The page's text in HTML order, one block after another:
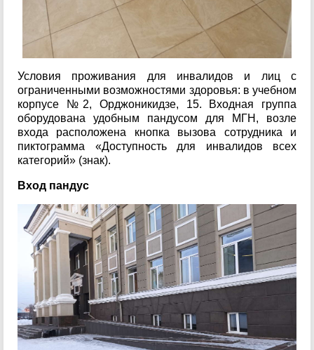
Условия проживания для инвалидов и лиц с
ограниченными возможностями здоровья: в учебном
корпусе №2, Орджоникидзе, 15. Входная группа
оборудована удобным пандусом для МГН, возле
входа расположена кнопка вызова сотрудника и
пиктограмма «Доступность для инвалидов всех
категорий» (знак).
Вход пандус